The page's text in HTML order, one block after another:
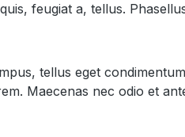
feugiat a, tellus.
tellus eget
Maecenas nec odio et